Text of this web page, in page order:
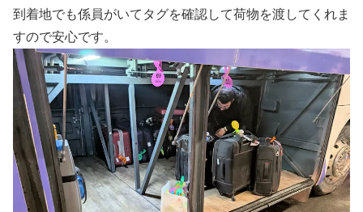
到着地でも係員がいてタグを確認して荷物を渡してくれま
すので安心です。